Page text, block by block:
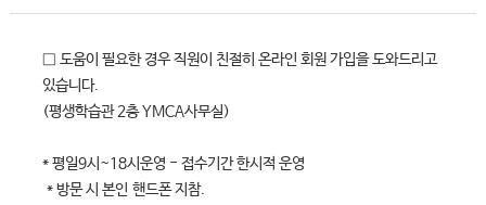
□ 도움이 필요한 경우 직원이 친절히 온라인 회원 가입을 도와드리고
있습니다.
(평생학습관 2층 YMCA사무실)
* 평일9시~18시운영 - 접수기간 한시적 운영
* 방문 시 본인 핸드폰 지참.